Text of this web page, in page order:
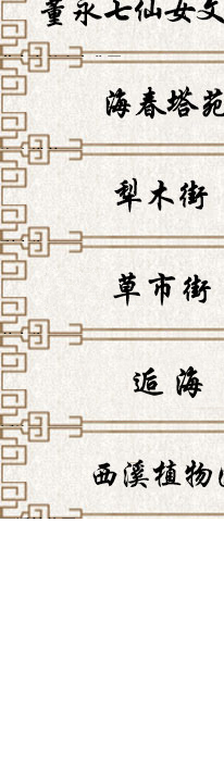
董永七仙女文化园
海春塔苑
犁木街
草市街
逅海